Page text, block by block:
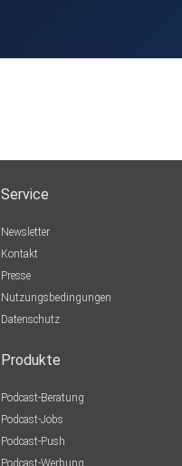
Service
Newsletter
Kontakt
Presse
Nutzungsbedingungen
Datenschutz
Produkte
Podcast-Beratung
Podcast-Jobs
Podcast-Push
Podcast-Werbung